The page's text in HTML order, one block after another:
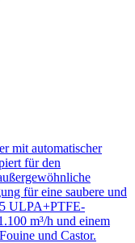
mit automatischer
für den
für eine saubere und
5 ULPA+PTFE-
m³/h und einem
und Castor.